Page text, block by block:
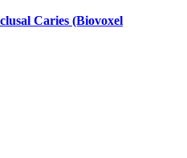
Caries (Biovoxel